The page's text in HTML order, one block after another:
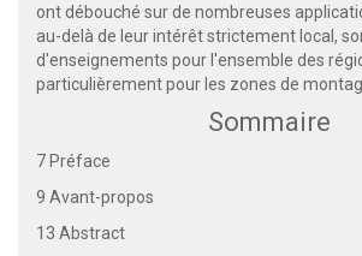
ont débouché sur de nombreuses
au-delà de leur intérêt strictement local,
d'enseignements pour l'ensemble des
particulièrement pour les zones de
Sommaire
7 Préface
9 Avant-propos
13 Abstract